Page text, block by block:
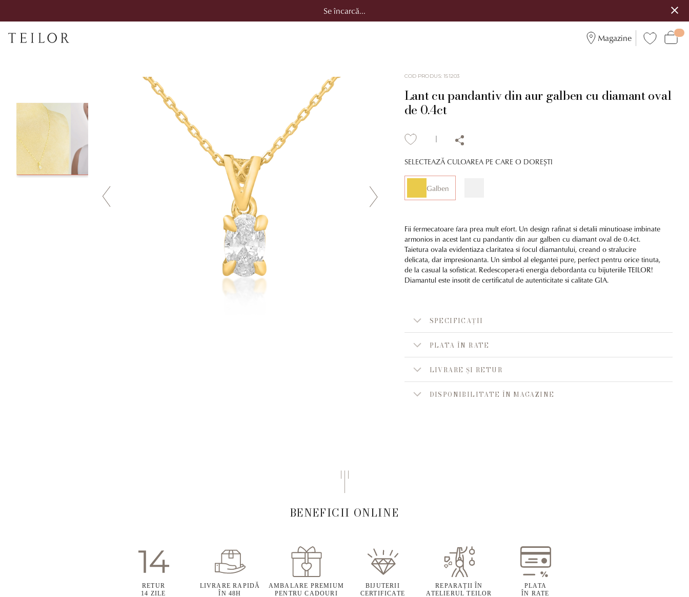
Se încarcă...
Magazine
COD PRODUS:151203
Lant cu pandantiv din aur galben cu diamant oval
de 0.4ct
SELECTEAZĂ CULOAREA PE CARE O DOREȘTI
Galben
Fii fermecatoare fara prea mult efort. Un design rafinat si detalii minutioase imbinate
armonios in acest lant cu pandantiv din aur galben cu diamant oval de 0.4ct.
Taietura ovala evidentiaza claritatea si focul diamantului, creand o stralucire
delicata, dar impresionanta. Un simbol al elegantei pure, perfect pentru orice tinuta,
de la casual la sofisticat. Redescopera-ti energia debordanta cu bijuteriile TEILOR!
Diamantul este insotit de certificatul de autenticitate si calitate GIA.
SPECIFICAȚII
PLATA ÎN RATE
LIVRARE ȘI RETUR
DISPONIBILITATE ÎN MAGAZINE
BENEFICII ONLINE
RETUR
14 ZILE
LIVRARE RAPIDĂ
ÎN 48H
AMBALARE PREMIUM
PENTRU CADOURI
BIJUTERII
CERTIFICATE
REPARAȚII ÎN
ATELIERUL TEILOR
PLATA
ÎN RATE